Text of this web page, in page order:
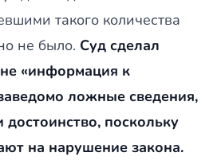
такого количества
не было. Суд сделал
«информация к
ложные сведения,
поскольку
на нарушение закона.